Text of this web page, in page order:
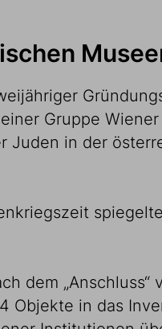
Gruppe
Juden in der
dem
Objekte in das